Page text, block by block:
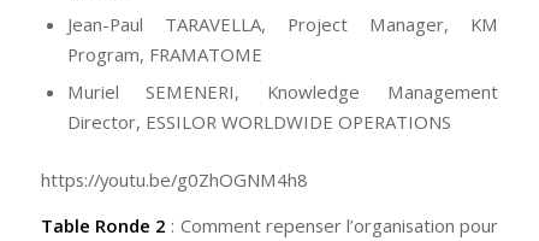
Jean-Paul TARAVELLA, Project Manager, KM
Program, FRAMATOME
Muriel SEMENERI, Knowledge Management
Director, ESSILOR WORLDWIDE OPERATIONS
https://youtu.be/g0ZhOGNM4h8
Table Ronde 2 : Comment repenser l’organisation pour